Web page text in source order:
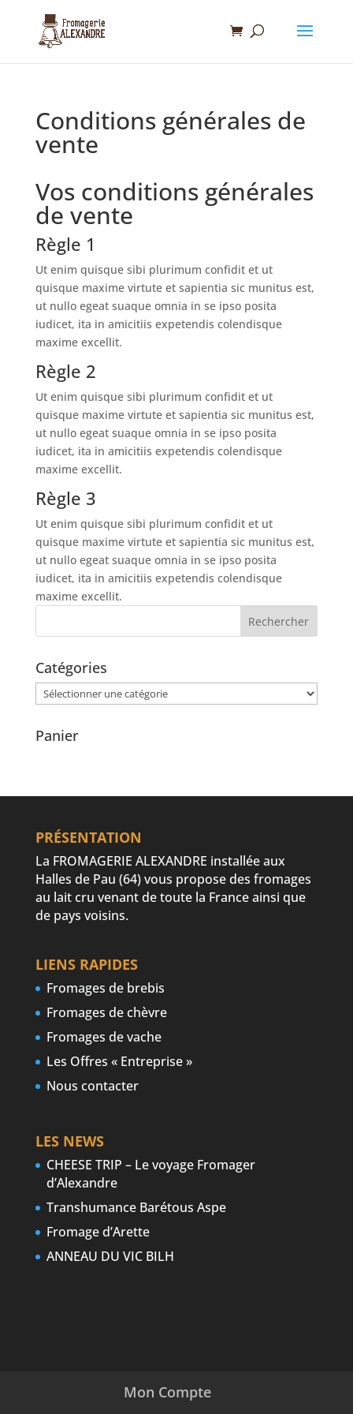
Conditions générales de
vente
Vos conditions générales
de vente
Règle 1
Ut enim quisque sibi plurimum confidit et ut
quisque maxime virtute et sapientia sic munitus est,
ut nullo egeat suaque omnia in se ipso posita
iudicet, ita in amicitiis expetendis colendisque
maxime excellit.
Règle 2
Ut enim quisque sibi plurimum confidit et ut
quisque maxime virtute et sapientia sic munitus est,
ut nullo egeat suaque omnia in se ipso posita
iudicet, ita in amicitiis expetendis colendisque
maxime excellit.
Règle 3
Ut enim quisque sibi plurimum confidit et ut
quisque maxime virtute et sapientia sic munitus est,
ut nullo egeat suaque omnia in se ipso posita
iudicet, ita in amicitiis expetendis colendisque
maxime excellit.
Catégories
Catégories
Panier
PRÉSENTATION
La FROMAGERIE ALEXANDRE installée aux
Halles de Pau (64) vous propose des fromages
au lait cru venant de toute la France ainsi que
de pays voisins.
LIENS RAPIDES
Fromages de brebis
Fromages de chèvre
Fromages de vache
Les Offres « Entreprise »
Nous contacter
LES NEWS
CHEESE TRIP – Le voyage Fromager
d’Alexandre
Transhumance Barétous Aspe
Fromage d’Arette
ANNEAU DU VIC BILH
Mon Compte